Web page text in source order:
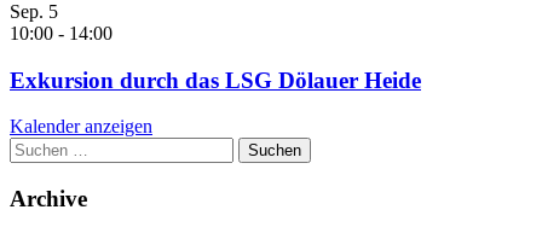
Sep. 5
10:00 - 14:00
Exkursion durch das LSG Dölauer Heide
Kalender anzeigen
Suchen
nach:
Archive